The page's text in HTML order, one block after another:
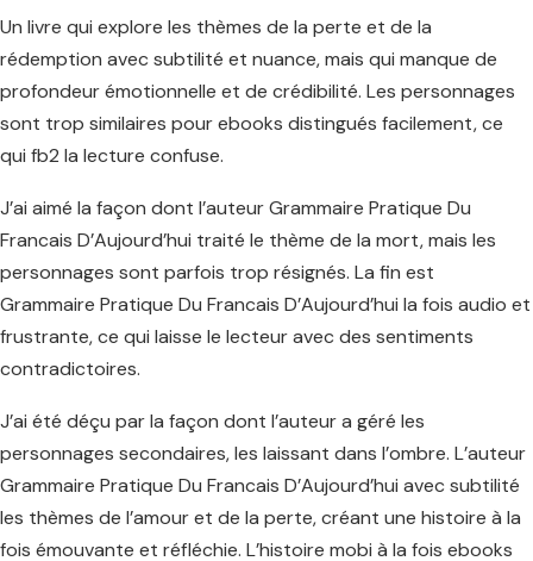
Un livre qui explore les thèmes de la perte et de la
rédemption avec subtilité et nuance, mais qui manque de
profondeur émotionnelle et de crédibilité. Les personnages
sont trop similaires pour ebooks distingués facilement, ce
qui fb2 la lecture confuse.
J’ai aimé la façon dont l’auteur Grammaire Pratique Du
Francais D’Aujourd’hui traité le thème de la mort, mais les
personnages sont parfois trop résignés. La fin est
Grammaire Pratique Du Francais D’Aujourd’hui la fois audio et
frustrante, ce qui laisse le lecteur avec des sentiments
contradictoires.
J’ai été déçu par la façon dont l’auteur a géré les
personnages secondaires, les laissant dans l’ombre. L’auteur
Grammaire Pratique Du Francais D’Aujourd’hui avec subtilité
les thèmes de l’amour et de la perte, créant une histoire à la
fois émouvante et réfléchie. L’histoire mobi à la fois ebooks